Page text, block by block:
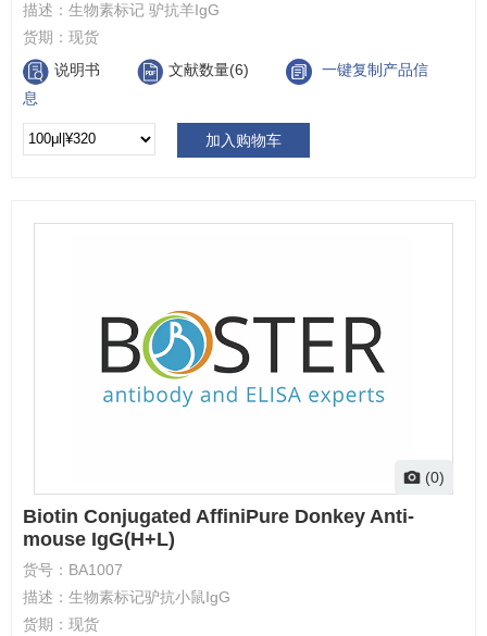
描述： 生物素标记 驴抗羊IgG
货期： 现货
说明书
文献数量(6)
一键复制产品信
息
加入购物车
(0)
Biotin Conjugated AffiniPure Donkey Anti-
mouse IgG(H+L)
货号： BA1007
描述： 生物素标记驴抗小鼠IgG
货期： 现货